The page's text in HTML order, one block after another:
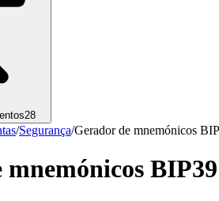
28
/Segurança/Gerador de mnemónicos
mnemónicos BIP39